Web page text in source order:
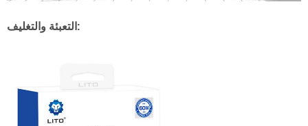
التعبئة والتغليف: